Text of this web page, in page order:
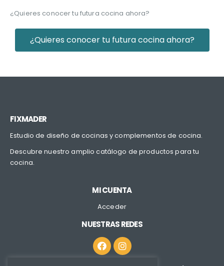
¿Quieres conocer tu futura cocina ahora?
¿Quieres conocer tu futura cocina ahora?
FIXMADER
Estudio de diseño de cocinas y complementos de cocina.
Descubre nuestro amplio catálogo de productos para tu
cocina.
MI CUENTA
Acceder
NUESTRAS REDES